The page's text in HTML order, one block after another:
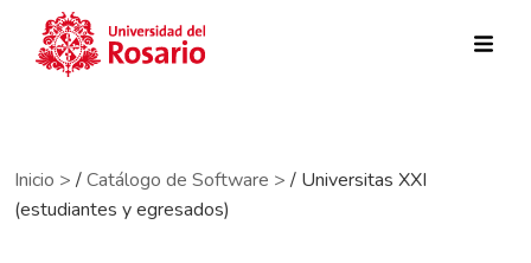
Inicio > /Catálogo de Software > / Universitas XXI
(estudiantes y egresados)